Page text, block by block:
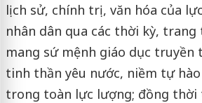
lịch sử, chính trị, văn hóa của
nhân dân qua các thời kỳ,
mang sứ mệnh giáo dục truyền
tinh thần yêu nước, niềm tự hào
trong toàn lực lượng; đồng thời